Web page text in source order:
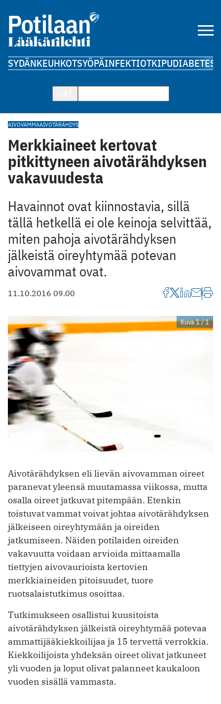
SYDÄNKEUHKOTSYÖPÄINFEKTIOTKIPUDIABETES
AIVOVAMMAAIVOTÄRÄHDYS
Merkkiaineet kertovat
pitkittyneen aivotärähdyksen
vakavuudesta
Havainnot ovat kiinnostavia, sillä
tällä hetkellä ei ole keinoja selvittää,
miten pahoja aivotärähdyksen
jälkeistä oireyhtymää potevan
aivovammat ovat.
11.10.2016 09.00
Kuva 1 / 1
Aivotärähdyksen eli lievän aivovamman oireet
paranevat yleensä muutamassa viikossa, mutta
osalla oireet jatkuvat pitempään. Etenkin
toistuvat vammat voivat johtaa aivotärähdyksen
jälkeiseen oireyhtymään ja oireiden
jatkumiseen. Näiden potilaiden oireiden
vakavuutta voidaan arvioida mittaamalla
tiettyjen aivovaurioista kertovien
merkkiaineiden pitoisuudet, tuore
ruotsalaistutkimus osoittaa.
Tutkimukseen osallistui kuusitoista
aivotärähdyksen jälkeistä oireyhtymää potevaa
ammattijääkiekkoilijaa ja 15 tervettä verrokkia.
Kiekkoilijoista yhdeksän oireet olivat jatkuneet
yli vuoden ja loput olivat palanneet kaukaloon
vuoden sisällä vammasta.